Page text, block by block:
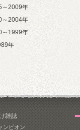
～2009年
～2004年
～1999年
年
雑誌
ンピオン